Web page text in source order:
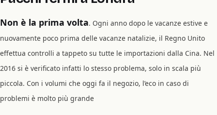
Non è la prima volta. Ogni anno dopo le vacanze estive e
nuovamente poco prima delle vacanze natalizie, il Regno Unito
effettua controlli a tappeto su tutte le importazioni dalla Cina. Nel
2016 si è verificato infatti lo stesso problema, solo in scala più
piccola. Con i volumi che oggi fa il negozio, l’eco in caso di
problemi è molto più grande